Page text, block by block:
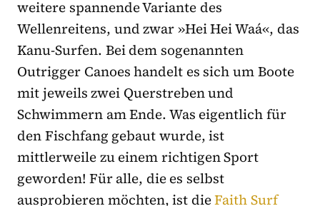
weitere spannende Variante des
Wellenreitens, und zwar »Hei Hei Waá«, das
Kanu-Surfen. Bei dem sogenannten
Outrigger Canoes handelt es sich um Boote
mit jeweils zwei Querstreben und
Schwimmern am Ende. Was eigentlich für
den Fischfang gebaut wurde, ist
mittlerweile zu einem richtigen Sport
geworden! Für alle, die es selbst
ausprobieren möchten, ist dieFaith Surf